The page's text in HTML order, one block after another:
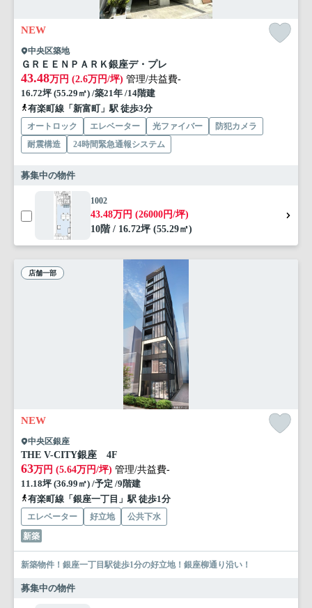
NEW
中央区築地
ＧＲＥＥＮＰＡＲＫ銀座デ・プレ
43.48万円 (2.6万円/坪) 管理/共益費-
16.72坪 (55.29㎡) /築21年 /14階建
有楽町線「新富町」駅 徒歩3分
オートロック エレベーター 光ファイバー
防犯カメラ
耐震構造
24時間緊急通報システム
募集中の物件
1002
43.48万円 (26000円/坪)
10階 / 16.72坪 (55.29㎡)
店舗一部
NEW
中央区銀座
THE V-CITY銀座 4F
63万円 (5.64万円/坪) 管理/共益費-
11.18坪 (36.99㎡) /予定 /9階建
有楽町線「銀座一丁目」駅 徒歩1分
エレベーター 好立地
公共下水
新築
新築物件！銀座一丁目駅徒歩1分の好立地！銀座柳通り沿い！
募集中の物件